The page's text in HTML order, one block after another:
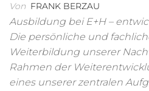
Von FRANK BERZAU
Ausbildung bei E+H –
Die persönliche und
Weiterbildung unserer
Rahmen der
eines unserer zentralen